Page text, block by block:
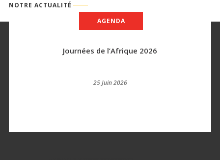
Journées de l’Afrique 2026
25 Juin 2026
AGENDA
NOTRE ACTUALITÉ